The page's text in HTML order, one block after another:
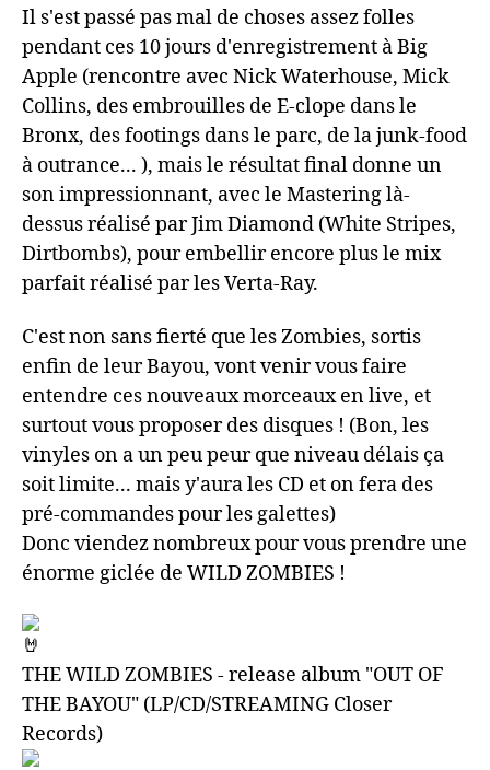
Il s'est passé pas mal de choses assez folles
pendant ces 10 jours d'enregistrement à Big
Apple (rencontre avec Nick Waterhouse, Mick
Collins, des embrouilles de E-clope dans le
Bronx, des footings dans le parc, de la junk-food
à outrance... ), mais le résultat final donne un
son impressionnant, avec le Mastering là-
dessus réalisé par Jim Diamond (White Stripes,
Dirtbombs), pour embellir encore plus le mix
parfait réalisé par les Verta-Ray.
C'est non sans fierté que les Zombies, sortis
enfin de leur Bayou, vont venir vous faire
entendre ces nouveaux morceaux en live, et
surtout vous proposer des disques ! (Bon, les
vinyles on a un peu peur que niveau délais ça
soit limite... mais y'aura les CD et on fera des
pré-commandes pour les galettes)
Donc viendez nombreux pour vous prendre une
énorme giclée de WILD ZOMBIES !
THE WILD ZOMBIES - release album "OUT OF
THE BAYOU" (LP/CD/STREAMING Closer
Records)